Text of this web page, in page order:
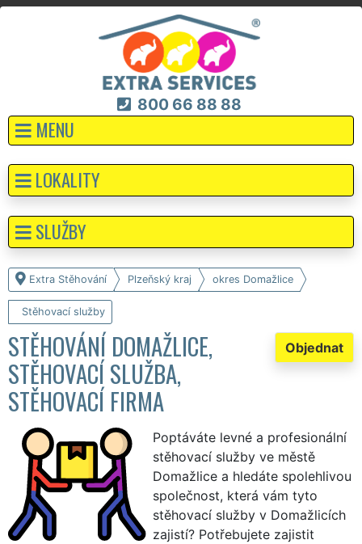
800 66 88 88
MENU
Extra Stěhování Plzeňský kraj okres Domažlice
Stěhovací služby
Objednat
STĚHOVÁNÍ DOMAŽLICE,
STĚHOVACÍ SLUŽBA,
STĚHOVACÍ FIRMA
Poptáváte levné a profesionální
stěhovací služby ve městě
Domažlice a hledáte spolehlivou
společnost, která vám tyto
stěhovací služby v Domažlicích
zajistí? Potřebujete zajistit
LOKALITY
SLUŽBY